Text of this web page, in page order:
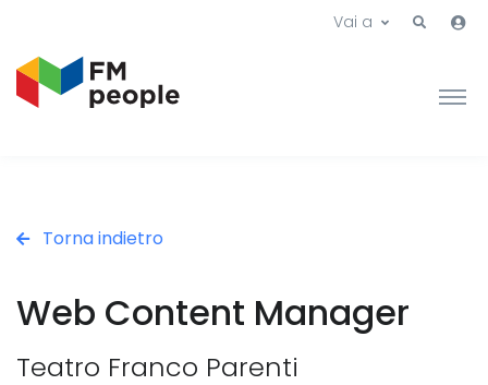
Vai a
Torna indietro
Web Content Manager
Teatro Franco Parenti